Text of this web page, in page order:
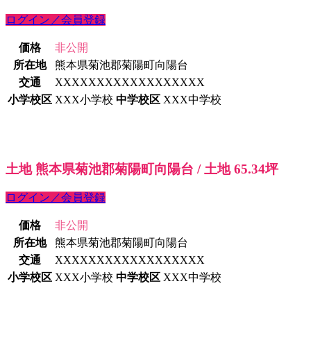
ログイン／会員登録
価格
非公開
所在地
熊本県菊池郡菊陽町向陽台
交通
XXXXXXXXXXXXXXXXXX
小学校区 XXX小学校 中学校区 XXX中学校
土地 熊本県菊池郡菊陽町向陽台 / 土地 65.34坪
ログイン／会員登録
価格
非公開
所在地
熊本県菊池郡菊陽町向陽台
交通
XXXXXXXXXXXXXXXXXX
小学校区 XXX小学校 中学校区 XXX中学校